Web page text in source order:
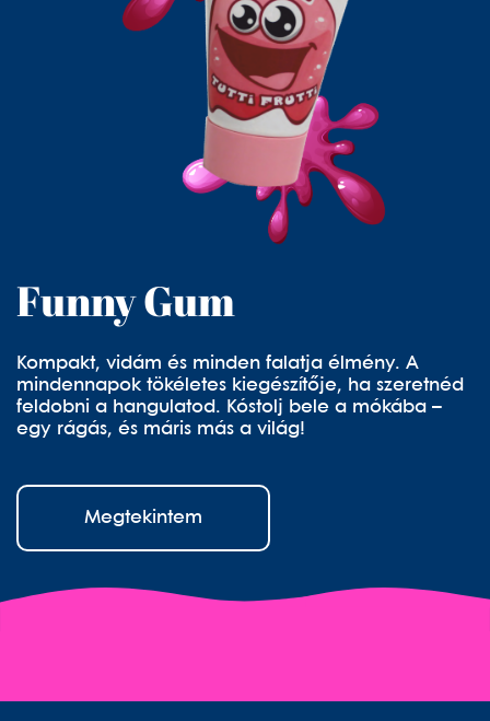
Funny Gum
Kompakt, vidám és minden falatja élmény. A
mindennapok tökéletes kiegészítője, ha szeretnéd
feldobni a hangulatod. Kóstolj bele a mókába –
egy rágás, és máris más a világ!
Megtekintem